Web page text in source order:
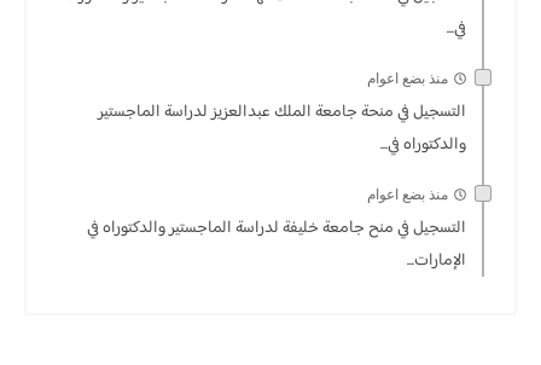
في...
منذ بضع اعوام
التسجيل في منحة جامعة الملك عبدالعزيز لدراسة الماجستير
والدكتوراه في...
منذ بضع اعوام
التسجيل في منح جامعة خليفة لدراسة الماجستير والدكتوراه في
الإمارات...